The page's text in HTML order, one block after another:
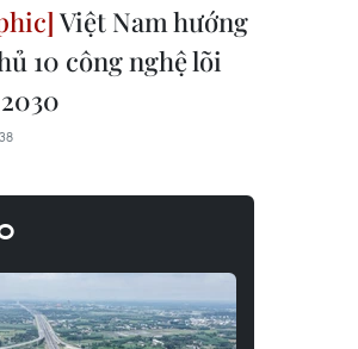
Việt Nam hướng
10 công nghệ lõi